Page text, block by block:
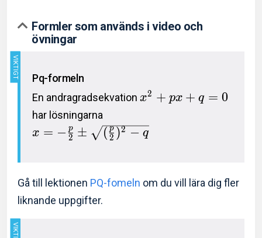
Formler som används i video och
övningar
Pq-formeln
En andragradsekvation x2 + px + q = 0
har lösningarna
x = − 2
p ± (2
p )2 − q
Gå till lektionen PQ-fomeln om du vill lära dig fler
liknande uppgifter.